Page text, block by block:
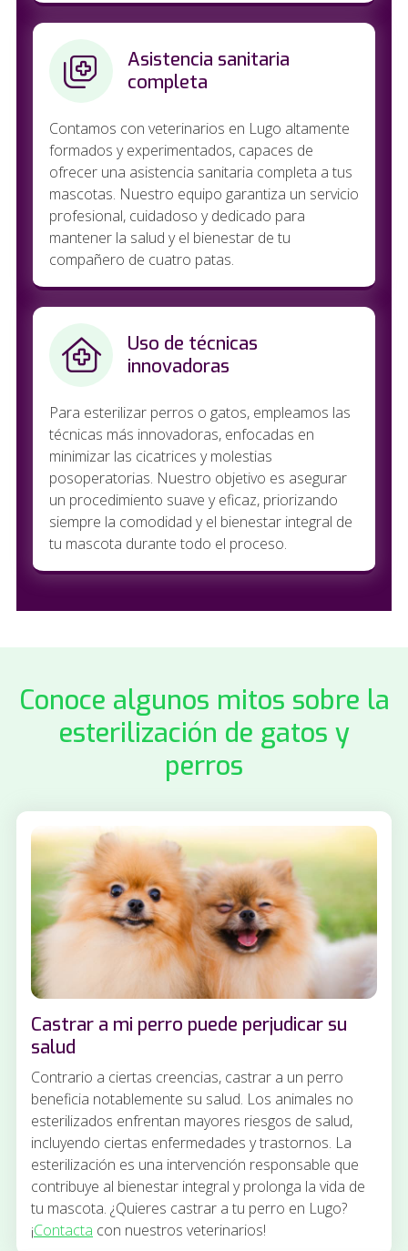
Asistencia sanitaria
completa
Contamos con veterinarios en Lugo altamente
formados y experimentados, capaces de
ofrecer una asistencia sanitaria completa a tus
mascotas. Nuestro equipo garantiza un servicio
profesional, cuidadoso y dedicado para
mantener la salud y el bienestar de tu
compañero de cuatro patas.
Uso de técnicas
innovadoras
Para esterilizar perros o gatos, empleamos las
técnicas más innovadoras, enfocadas en
minimizar las cicatrices y molestias
posoperatorias. Nuestro objetivo es asegurar
un procedimiento suave y eficaz, priorizando
siempre la comodidad y el bienestar integral de
tu mascota durante todo el proceso.
Conoce algunos mitos sobre la
esterilización de gatos y
perros
Castrar a mi perro puede perjudicar su
salud
Contrario a ciertas creencias, castrar a un perro
beneficia notablemente su salud. Los animales no
esterilizados enfrentan mayores riesgos de salud,
incluyendo ciertas enfermedades y trastornos. La
esterilización es una intervención responsable que
contribuye al bienestar integral y prolonga la vida de
tu mascota. ¿Quieres castrar a tu perro en Lugo?
¡Contacta con nuestros veterinarios!